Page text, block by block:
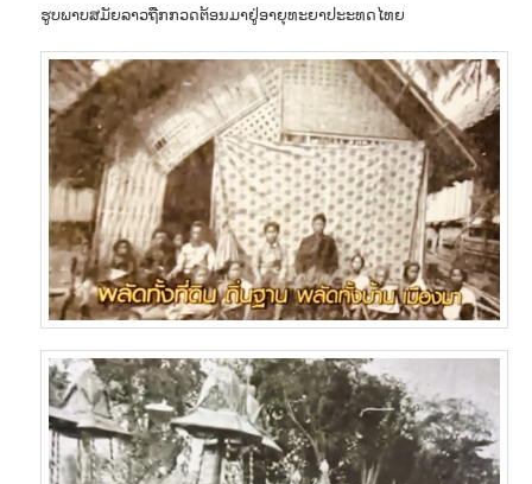
ຮູບພາບສມັຍລາວຖືກກວດຕ້ອນມາຢູ່ອາຍຸທະຍາປະະທດໄທຍ